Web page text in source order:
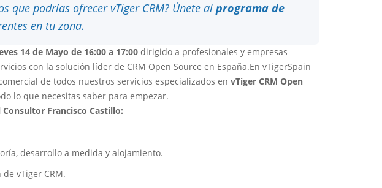
que podrías ofrecer vTiger CRM? Únete al programa de
en tu zona.
14 de Mayo de 16:00 a 17:00 dirigido a profesionales y empresas
con la solución líder de CRM Open Source en España.En vTigerSpain
de todos nuestros servicios especializados en vTiger CRM Open
lo que necesitas saber para empezar.
Francisco Castillo:
desarrollo a medida y alojamiento.
vTiger CRM.